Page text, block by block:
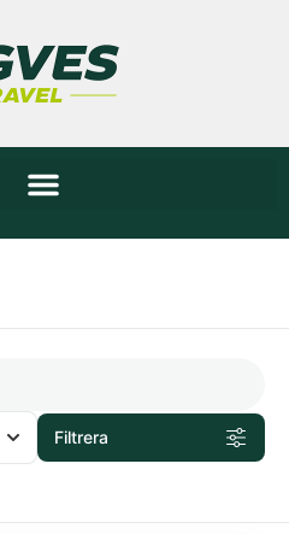
Filtrera